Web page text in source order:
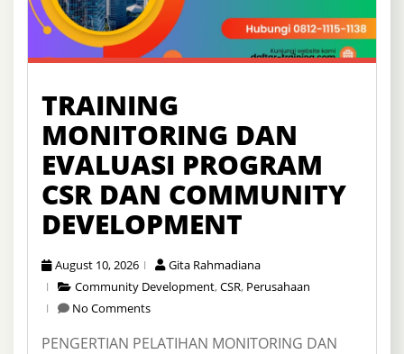
TRAINING
MONITORING DAN
EVALUASI PROGRAM
CSR DAN COMMUNITY
DEVELOPMENT
August 10, 2026
Gita Rahmadiana
Community Development,CSR, Perusahaan
No Comments
PENGERTIAN PELATIHAN MONITORING DAN